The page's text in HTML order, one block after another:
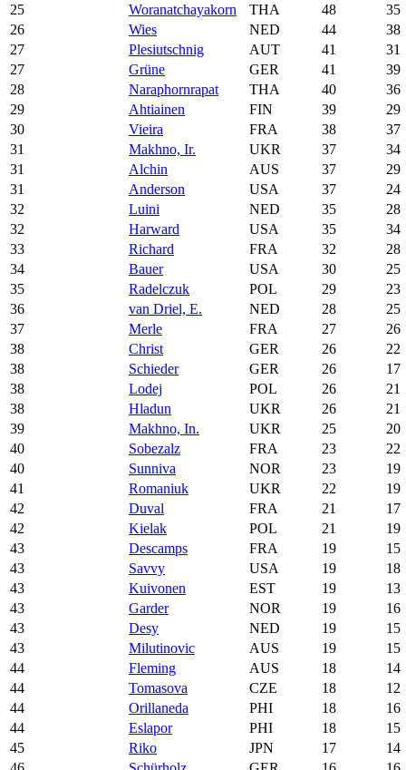
25
Woranatchayakorn THA 48
35
26
Wies NED 44
38
27
Plesiutschnig AUT 41
31
27
Grüne GER 41
39
28
Naraphornrapat THA 40
36
29
Ahtiainen FIN 39
29
30
Vieira FRA 38
37
31
Makhno, Ir. UKR 37
34
31
Alchin AUS 37
29
31
Anderson USA 37
24
32
Luini NED 35
28
32
Harward USA 35
34
33
Richard FRA 32
28
34
Bauer USA 30
25
35
Radelczuk POL 29
23
36
van Driel, E. NED 28
25
37
Merle FRA 27
26
38
Christ GER 26
22
38
Schieder GER 26
17
38
Lodej POL 26
21
38
Hladun UKR 26
21
39
Makhno, In. UKR 25
20
40
Sobezalz FRA 23
22
40
Sunniva NOR 23
19
41
Romaniuk UKR 22
19
42
Duval FRA 21
17
42
Kielak POL 21
19
43
Descamps FRA 19
15
43
Savvy USA 19
18
43
Kuivonen EST 19
13
43
Garder NOR 19
16
43
Desy NED 19
15
43
Milutinovic AUS 19
15
44
Fleming AUS 18
14
44
Tomasova CZE 18
12
44
Orillaneda PHI 18
16
44
Eslapor PHI 18
15
45
Riko JPN 17
14